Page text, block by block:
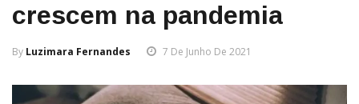
crescem na pandemia
By Luzimara Fernandes 7 De Junho De 2021